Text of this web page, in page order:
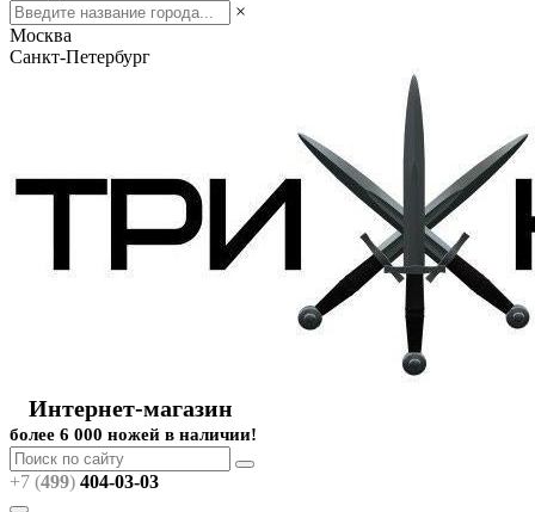
×
Москва
Санкт-Петербург
Интернет-магазин
более 6 000 ножей в наличии!
+7 (499) 404-03-03